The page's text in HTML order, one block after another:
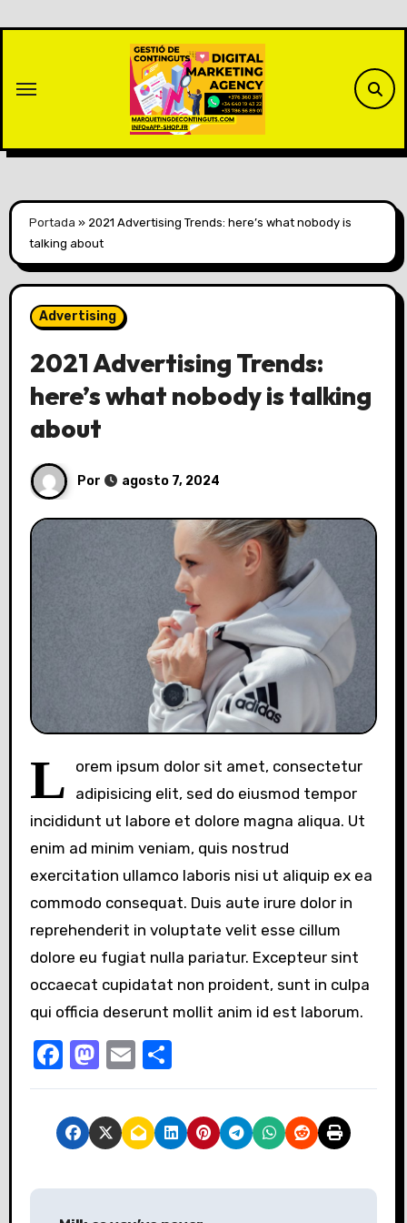
Portada » 2021 Advertising Trends: here’s what nobody is
talking about
Advertising
2021 Advertising Trends:
here’s what nobody is talking
about
Por agosto 7, 2024
L
orem ipsum dolor sit amet, consectetur
adipisicing elit, sed do eiusmod tempor
incididunt ut labore et dolore magna aliqua. Ut
enim ad minim veniam, quis nostrud
exercitation ullamco laboris nisi ut aliquip ex ea
commodo consequat. Duis aute irure dolor in
reprehenderit in voluptate velit esse cillum
dolore eu fugiat nulla pariatur. Excepteur sint
occaecat cupidatat non proident, sunt in culpa
qui officia deserunt mollit anim id est laborum.
F
a
c
e
o
M
a
st
o
o
E
m
ail
C
o
m
p
tir
N
Marketing y Publicidad es en Redes Sociales
Advertising
Agència producció audiovisual marketing
disseny i continguts web
Aprende a editar y postproducir vídeos
digitales Fórmate en Edición de Vídeo
de producción audiovisual desde un vídeo